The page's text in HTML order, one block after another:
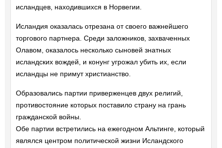
исландцев, находившихся в Норвегии.
Исландия оказалась отрезана от своего важнейшего
торгового партнера. Среди заложников, захваченных
Олавом, оказалось несколько сыновей знатных
исландских вождей, и конунг угрожал убить их, если
исландцы не примут христианство.
Образовались партии приверженцев двух религий,
противостояние которых поставило страну на грань
гражданской войны.
Обе партии встретились на ежегодном Альтинге, который
являлся центром политической жизни Исландского